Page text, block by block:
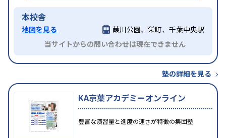
本校舎
地図を見る
葭川公園、栄町、千葉中央駅
当サイトからの問い合わせは現在できません
塾の詳細を見る
KA京葉アカデミーオンライン
豊富な演習量と進度の速さが特徴の集団塾